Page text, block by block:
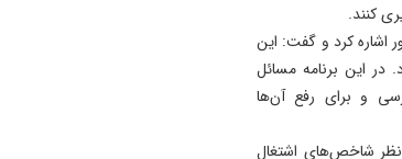
کنند.
اشاره کرد و گفت: این
در این برنامه مسائل
و برای رفع آن‌ها
نظر شاخص‌های اشتغال